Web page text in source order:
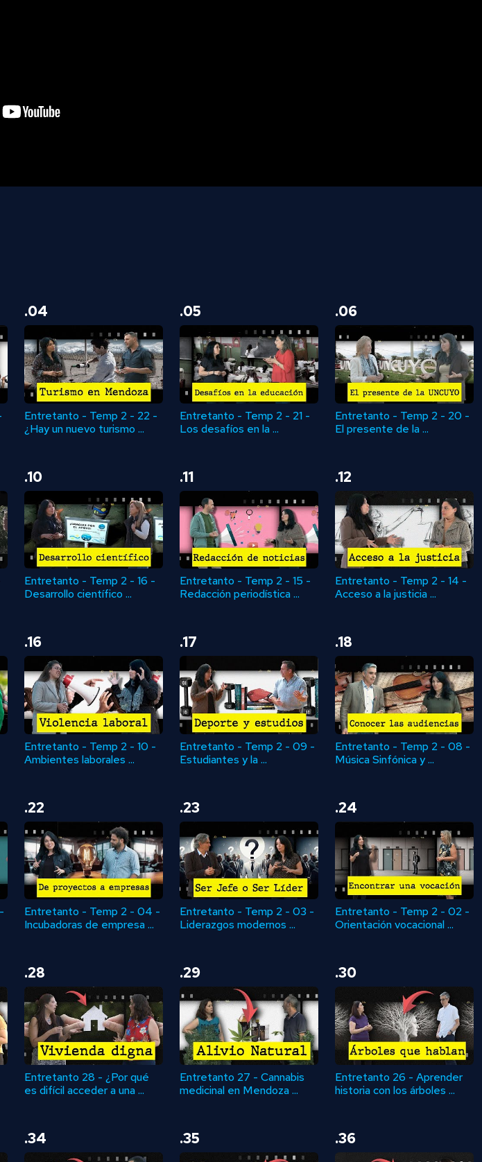
.04
Entretanto - Temp 2 - 22 -
¿Hay un nuevo turismo ...
.05
Entretanto - Temp 2 - 21 -
Los desafíos en la ...
.06
Entretanto - Temp 2 - 20 -
El presente de la ...
.10
Entretanto - Temp 2 - 16 -
Desarrollo científico ...
.11
Entretanto - Temp 2 - 15 -
Redacción periodística ...
.12
Entretanto - Temp 2 - 14 -
Acceso a la justicia ...
.16
Entretanto - Temp 2 - 10 -
Ambientes laborales ...
.17
Entretanto - Temp 2 - 09 -
Estudiantes y la ...
.18
Entretanto - Temp 2 - 08 -
Música Sinfónica y ...
.22
Entretanto - Temp 2 - 04 -
Incubadoras de empresa ...
.23
Entretanto - Temp 2 - 03 -
Liderazgos modernos ...
.24
Entretanto - Temp 2 - 02 -
Orientación vocacional ...
.28
Entretanto 28 - ¿Por qué
es difícil acceder a una ...
.29
Entretanto 27 - Cannabis
medicinal en Mendoza ...
.30
Entretanto 26 - Aprender
historia con los árboles ...
.34 .35 .36